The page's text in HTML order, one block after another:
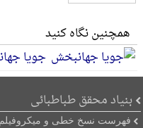
همچنین نگاه کنید
جویا
بنیاد محقق طباطبائی
فهرست نسخ خطی و